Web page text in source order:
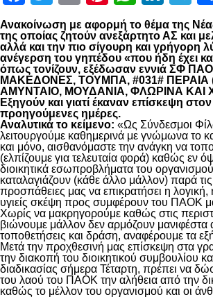
Ανακοίνωση με αφορμή το θέμα της
της οποίας ζητούν ανεξάρτητο ΑΣ και
αλλά και την πιο σίγουρη και γρήγορη
ανέγερση του γηπέδου «που ήδη έχει
όπως τονίζουν, εξέδωσαν εννιά ΣΦ
ΜΑΚΕΔΟΝΕΣ, ΤΟΥΜΠΑ, #031#
ΑΜΥΝΤΑΙΟ, ΜΟΥΔΑΝΙΑ, ΦΛΩΡΙΝΑ ΚΑΙ
Εξηγούν και γιατί έκαναν επίσκεψη
προηγούμενες ημέρες.
Αναλυτικά το κείμενο: «Ως Σύνδεσμοι
λειτουργούμε καθημερινά με γνώμωνα το
και μόνο, αισθανόμαστε την ανάγκη να
(ελπίζουμε για τελευταία φορά) καθώς εν
διοικητικά εσωπροβλήματα του οργανισμού
καταλαγιάζουν (κάθε άλλο μάλλον) παρά
προσπάθειες μας να επικρατήσει η λογική,
υγιείς σκέψη προς συμφέρουν του ΠΑΟΚ
Χωρίς να μακρηγορούμε καθώς στις
βιώνουμε μάλλον δεν αρμόζουν μανιφέστα
τοποθετήσεις και δράση, αναφέρουμε τα
Μετά την προχθεσινή μας επίσκεψη στα
την διακοπή του διοικητικού συμβουλίου
διαδικασίας σήμερα Τέταρτη, πρέπει να
του λαού του ΠΑΟΚ την αλήθεια από την
καθώς το μέλλον του οργανισμού και οι